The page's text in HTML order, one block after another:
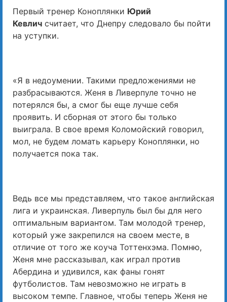
Первый тренер Коноплянки Юрий
Кевлич считает, что Днепру следовало бы пойти
на уступки.
«Я в недоумении. Такими предложениями не
разбрасываются. Женя в Ливерпуле точно не
потерялся бы, а смог бы еще лучше себя
проявить. И сборная от этого бы только
выиграла. В свое время Коломойский говорил,
мол, не будем ломать карьеру Коноплянки, но
получается пока так.
Ведь все мы представляем, что такое английская
лига и украинская. Ливерпуль был бы для него
оптимальным вариантом. Там молодой тренер,
который уже закрепился на своем месте, в
отличие от того же коуча Тоттенхэма. Помню,
Женя мне рассказывал, как играл против
Абердина и удивился, как фаны гонят
футболистов. Там невозможно не играть в
высоком темпе. Главное, чтобы теперь Женя не